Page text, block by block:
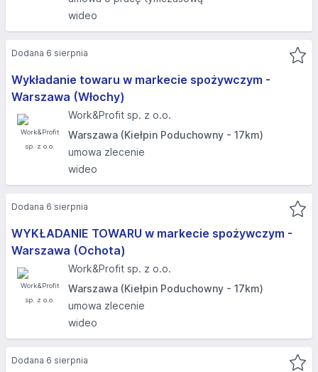
wideo
Wykładanie towaru w markecie spożywczym -
Warszawa (Włochy)
Work&Profit sp. z o.o.
Warszawa (Kiełpin Poduchowny - 17km)
umowa zlecenie
wideo
Dodana 6 sierpnia
WYKŁADANIE TOWARU w markecie spożywczym -
Warszawa (Ochota)
Work&Profit sp. z o.o.
Warszawa (Kiełpin Poduchowny - 17km)
umowa zlecenie
wideo
Dodana 6 sierpnia
Dodana 6 sierpnia